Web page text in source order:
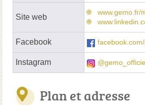
Site web
www.gemo.fr/
Facebook
Instagram @gemo_officiel
Plan et adresse